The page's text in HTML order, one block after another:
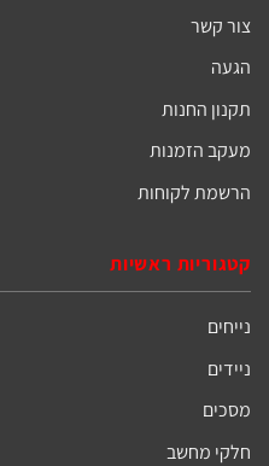
צור קשר
הגעה
תקנון החנות
מעקב הזמנות
הרשמת לקוחות
קטגוריות ראשיות
נייחים
ניידים
מסכים
חלקי מחשב